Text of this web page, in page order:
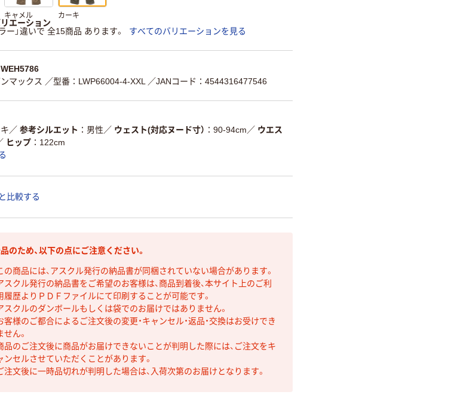
キャメル カーキ
エーション
ラー」違いで 全15商品 あります。
すべてのバリエーションを見る
マックス ／型番：LWP66004-4-XXL ／JANコード：4544316477546
／ 参考シルエット 男性 ／ ウェスト(対応ヌード寸） 90-94cm ／ ウエス
ヒップ
122cm
比較する
のため、以下の点にご注意ください。
の商品には、アスクル発行の納品書が同梱されていない場合があります。
スクル発行の納品書をご希望のお客様は、商品到着後、本サイト上のご利
履歴よりＰＤＦファイルにて印刷することが可能です。
スクルのダンボールもしくは袋でのお届けではありません。
客様のご都合によるご注文後の変更・キャンセル・返品・交換はお受けでき
せん。
品のご注文後に商品がお届けできないことが判明した際には、ご注文をキ
ンセルさせていただくことがあります。
注文後に一時品切れが判明した場合は、入荷次第のお届けとなります。